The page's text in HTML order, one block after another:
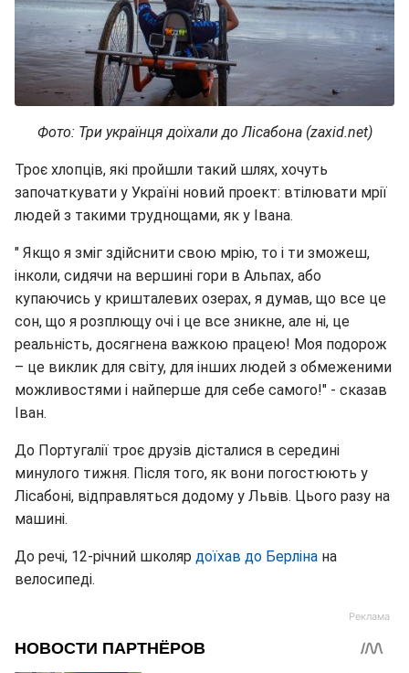
Фото: Три українця доїхали до Лісабона (zaxid.net)
Троє хлопців, які пройшли такий шлях, хочуть
започаткувати у Україні новий проект: втілювати мрії
людей з такими труднощами, як у Івана.
" Якщо я зміг здійснити свою мрію, то і ти зможеш,
інколи, сидячи на вершині гори в Альпах, або
купаючись у кришталевих озерах, я думав, що все це
сон, що я розплющу очі і це все зникне, але ні, це
реальність, досягнена важкою працею! Моя подорож
– це виклик для світу, для інших людей з обмеженими
можливостями і найперше для себе самого!" - сказав
Іван.
До Португалії троє друзів дісталися в середині
минулого тижня. Після того, як вони погостюють у
Лісабоні, відправляться додому у Львів. Цього разу на
машині.
До речі, 12-річний школяр доїхав до Берліна на
велосипеді.